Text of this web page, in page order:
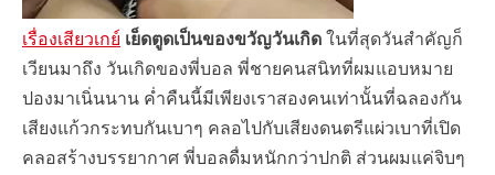
เรื่องเสียวเกย์ เย็ดตูดเป็นของขวัญวันเกิด ในที่สุดวันสำคัญก็
เวียนมาถึง วันเกิดของพี่บอล พี่ชายคนสนิทที่ผมแอบหมาย
ปองมาเนิ่นนาน ค่ำคืนนี้มีเพียงเราสองคนเท่านั้นที่ฉลองกัน
เสียงแก้วกระทบกันเบาๆ คลอไปกับเสียงดนตรีแผ่วเบาที่เปิด
คลอสร้างบรรยากาศ พี่บอลดื่มหนักกว่าปกติ ส่วนผมแค่จิบๆ